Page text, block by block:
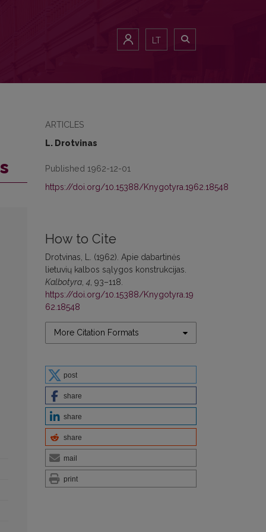
LT
ARTICLES
L. Drotvinas
Published 1962-12-01
https://doi.org/10.15388/Knygotyra.1962.18548
How to Cite
Drotvinas, L. (1962). Apie dabartinės
lietuvių kalbos sąlygos konstrukcijas.
Kalbotyra ,4 , 93–118.
https://doi.org/10.15388/Knygotyra.19
62.18548
More Citation Formats
post
share
share
share
mail
print